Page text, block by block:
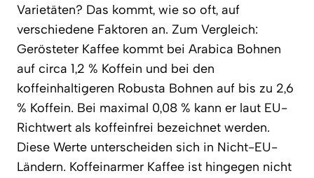
Varietäten? Das kommt, wie so oft, auf
verschiedene Faktoren an. Zum Vergleich:
Gerösteter Kaffee kommt bei Arabica Bohnen
auf circa 1,2 % Koffein und bei den
koffeinhaltigeren Robusta Bohnen auf bis zu 2,6
% Koffein. Bei maximal 0,08 % kann er laut EU-
Richtwert als koffeinfrei bezeichnet werden.
Diese Werte unterscheiden sich in Nicht-EU-
Ländern. Koffeinarmer Kaffee ist hingegen nicht